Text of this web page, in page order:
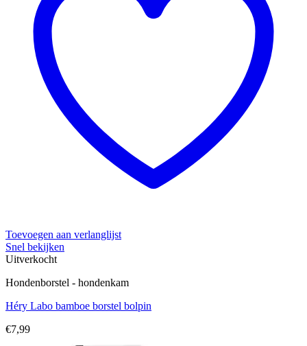
Toevoegen aan verlanglijst
Snel bekijken
Uitverkocht
Hondenborstel - hondenkam
Héry Labo bamboe borstel bolpin
€7,99